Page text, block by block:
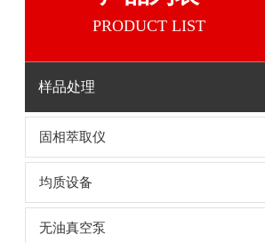
PRODUCT LIST
样品处理
固相萃取仪
均质设备
无油真空泵